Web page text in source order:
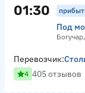
01:30
Под
Перевозчик:
4 405 отзывов